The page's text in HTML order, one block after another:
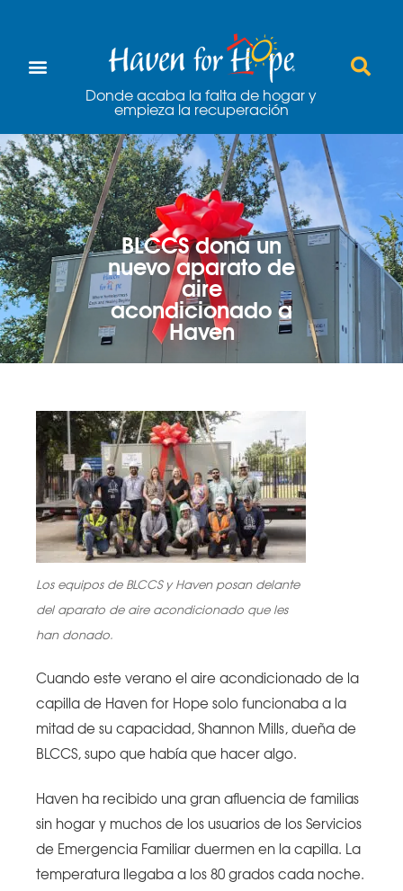
Donde acaba la falta de hogar y
empieza la recuperación
BLCCS dona un
nuevo aparato de
aire
acondicionado a
Haven
Los equipos de BLCCS y Haven posan delante
del aparato de aire acondicionado que les
han donado.
Cuando este verano el aire acondicionado de la
capilla de Haven for Hope solo funcionaba a la
mitad de su capacidad, Shannon Mills, dueña de
BLCCS, supo que había que hacer algo.
Haven ha recibido una gran afluencia de familias
sin hogar y muchos de los usuarios de los Servicios
de Emergencia Familiar duermen en la capilla. La
temperatura llegaba a los 80 grados cada noche.